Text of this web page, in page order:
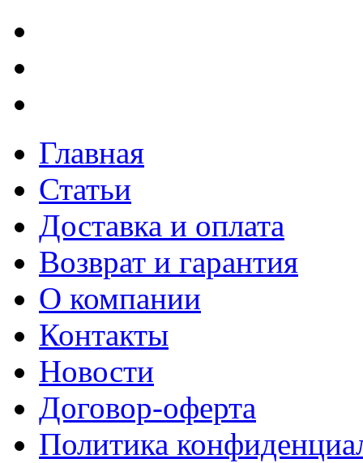
Главная
Статьи
Доставка и оплата
Возврат и гарантия
О компании
Контакты
Новости
Договор-оферта
Политика